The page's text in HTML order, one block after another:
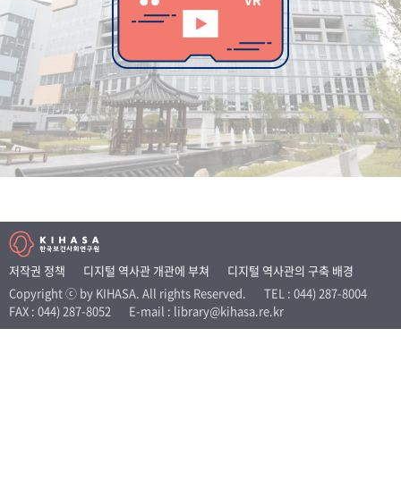
50 주년 기념
성과 50선 숫자로 보는 50년 50 +1주년 광장
세계와 함께 한 KIHASA
VR 역사관
저작권 정책 디지털 역사관 개관에 부쳐
디지털 역사관의 구축 배경
Copyright ⓒ by KIHASA. All rights Reserved.
TEL : 044) 287-8004
FAX : 044) 287-8052
E-mail : library@kihasa.re.kr